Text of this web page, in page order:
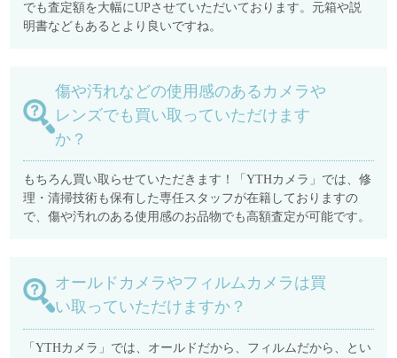
でも査定額を大幅にUPさせていただいております。元箱や説
明書などもあるとより良いですね。
傷や汚れなどの使用感のあるカメラや
レンズでも買い取っていただけます
か？
もちろん買い取らせていただきます！「YTHカメラ」では、修
理・清掃技術も保有した専任スタッフが在籍しておりますの
で、傷や汚れのある使用感のお品物でも高額査定が可能です。
オールドカメラやフィルムカメラは買
い取っていただけますか？
「YTHカメラ」では、オールドだから、フィルムだから、とい